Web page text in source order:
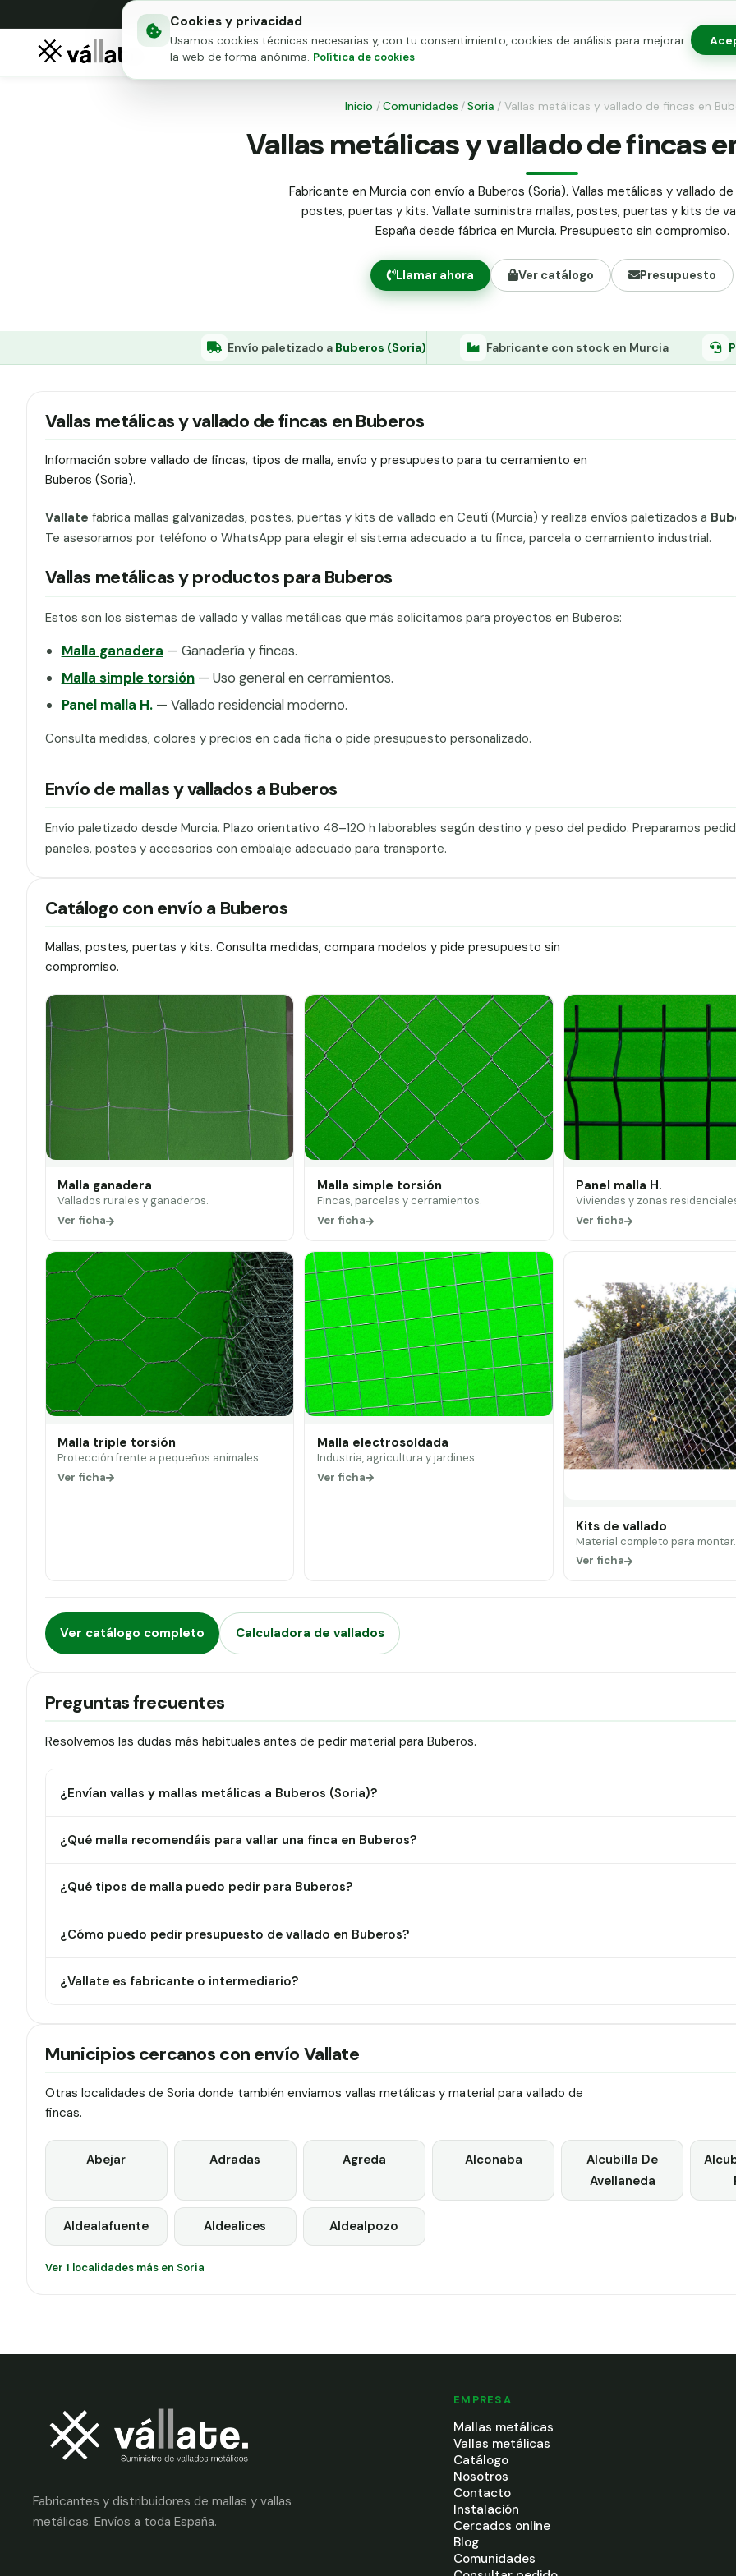
Cookies y privacidad
Usamos cookies técnicas necesarias y, con tu consentimiento, cookies de análisis para mejorar
la web de forma anónima. Política de cookies
Mallas metálicas
Puertas para vallado
Inicio /Comunidades /Soria / Vallas metálicas y vallado de fincas en
Vallas metálicas y vallado de fincas
Fabricante en Murcia con envío a Buberos (Soria). Vallas metálicas y vallado
postes, puertas y kits. Vallate suministra mallas, postes, puertas y kits de
España desde fábrica en Murcia. Presupuesto sin compromiso.
Llamar ahora Ver catálogo Presupuesto
Envío paletizado a Buberos (Soria) Fabricante con stock en Murcia
Vallas metálicas y vallado de fincas en Buberos
Información sobre vallado de fincas, tipos de malla, envío y presupuesto para tu cerramiento en
Buberos (Soria).
Vallate fabrica mallas galvanizadas, postes, puertas y kits de vallado en Ceutí (Murcia) y realiza envíos paletizados a
Te asesoramos por teléfono o WhatsApp para elegir el sistema adecuado a tu finca, parcela o cerramiento industrial.
Vallas metálicas y productos para Buberos
Estos son los sistemas de vallado y vallas metálicas que más solicitamos para proyectos en Buberos:
Malla ganadera — Ganadería y fincas.
Malla simple torsión— Uso general en cerramientos.
Panel malla H.— Vallado residencial moderno.
Consulta medidas, colores y precios en cada ficha o pide presupuesto personalizado.
Envío de mallas y vallados a Buberos
Envío paletizado desde Murcia. Plazo orientativo 48–120 h laborables según destino y peso del pedido. Preparamos
paneles, postes y accesorios con embalaje adecuado para transporte.
Catálogo con envío a Buberos
Mallas, postes, puertas y kits. Consulta medidas, compara modelos y pide presupuesto sin
compromiso.
Malla ganadera
Vallados rurales y ganaderos.
Ver ficha
Malla simple torsión
Fincas, parcelas y cerramientos.
Ver ficha
Panel malla H.
Viviendas y zonas
Ver ficha
Malla triple torsión
Protección frente a pequeños animales.
Ver ficha
Malla electrosoldada
Industria, agricultura y jardines.
Ver ficha
Kits de vallado
Material completo para montar.
Ver ficha
Ver catálogo completo Calculadora de vallados
Preguntas frecuentes
Resolvemos las dudas más habituales antes de pedir material para Buberos.
¿Envían vallas y mallas metálicas a Buberos (Soria)?
¿Qué malla recomendáis para vallar una finca en Buberos?
¿Qué tipos de malla puedo pedir para Buberos?
¿Cómo puedo pedir presupuesto de vallado en Buberos?
¿Vallate es fabricante o intermediario?
Municipios cercanos con envío Vallate
Otras localidades de Soria donde también enviamos vallas metálicas y material para vallado de
fincas.
Abejar Adradas Agreda Alconaba
Alcubilla De
Avellaneda
Aldealafuente Aldealices Aldealpozo
Ver 1 localidades más en Soria
Fabricantes y distribuidores de mallas y vallas
metálicas. Envíos a toda España.
EMPRESA
Mallas metálicas
Vallas metálicas
Catálogo
Nosotros
Contacto
Instalación
Cercados online
Blog
Comunidades